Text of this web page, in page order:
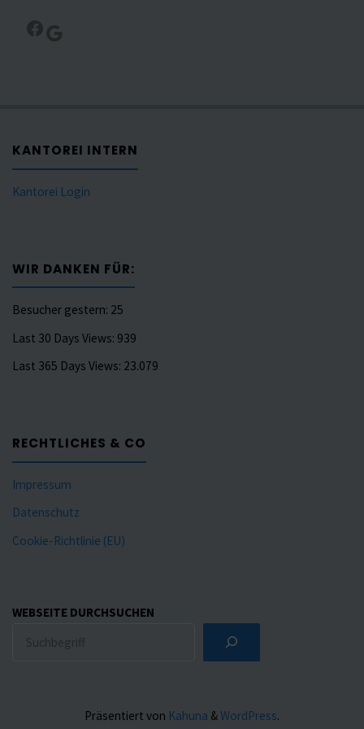
Facebook
Google
KANTOREI INTERN
Kantorei Login
WIR DANKEN FÜR:
Besucher gestern: 25
Last 30 Days Views: 939
Last 365 Days Views: 23.079
RECHTLICHES & CO
Impressum
Datenschutz
Cookie-Richtlinie (EU)
WEBSEITE DURCHSUCHEN
Präsentiert von Kahuna &WordPress.